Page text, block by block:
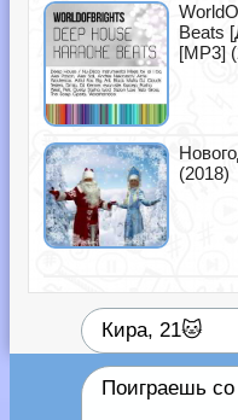
Beats
[MP3]
(2018)
Кира, 21🐱
Поиграешь